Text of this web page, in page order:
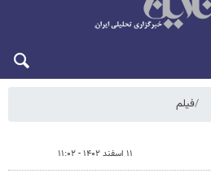
فیلم
۱۱ اسفند ۱۴۰۲ - ۱۱:۰۲